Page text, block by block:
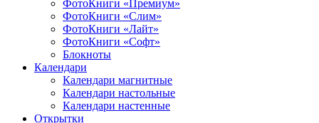
ФотоКниги «Премиум»
ФотоКниги «Слим»
ФотоКниги «Лайт»
ФотоКниги «Софт»
Блокноты
Календари
Календари магнитные
Календари настольные
Календари настенные
Открытки